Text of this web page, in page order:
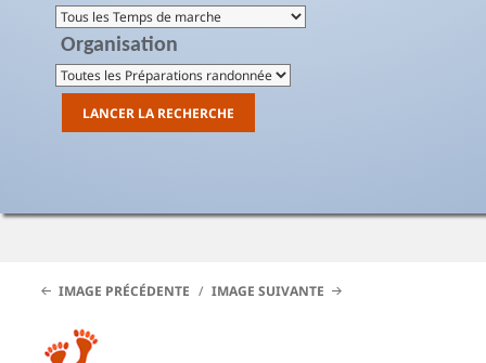
Organisation
IMAGE PRÉCÉDENTE IMAGE SUIVANTE